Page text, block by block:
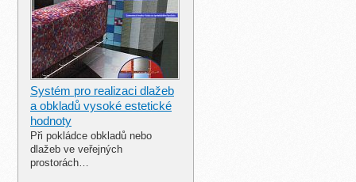
Systém pro realizaci dlažeb
a obkladů vysoké estetické
hodnoty
Při pokládce obkladů nebo
dlažeb ve veřejných
prostorách…